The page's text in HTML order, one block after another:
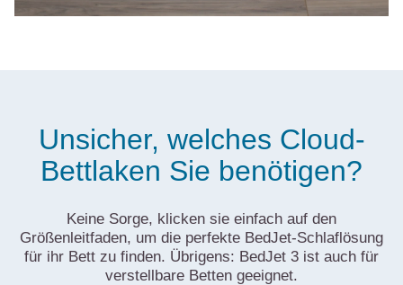
Unsicher, welches Cloud-
Bettlaken Sie benötigen?
Keine Sorge, klicken sie einfach auf den
Größenleitfaden, um die perfekte BedJet-Schlaflösung
für ihr Bett zu finden. Übrigens: BedJet 3 ist auch für
verstellbare Betten geeignet.